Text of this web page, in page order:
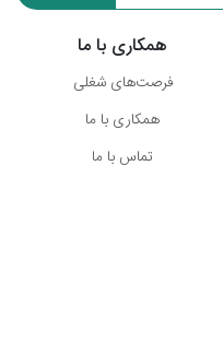
همکاری با ما
فرصت‌های شغلی
همکاری با ما
تماس با ما